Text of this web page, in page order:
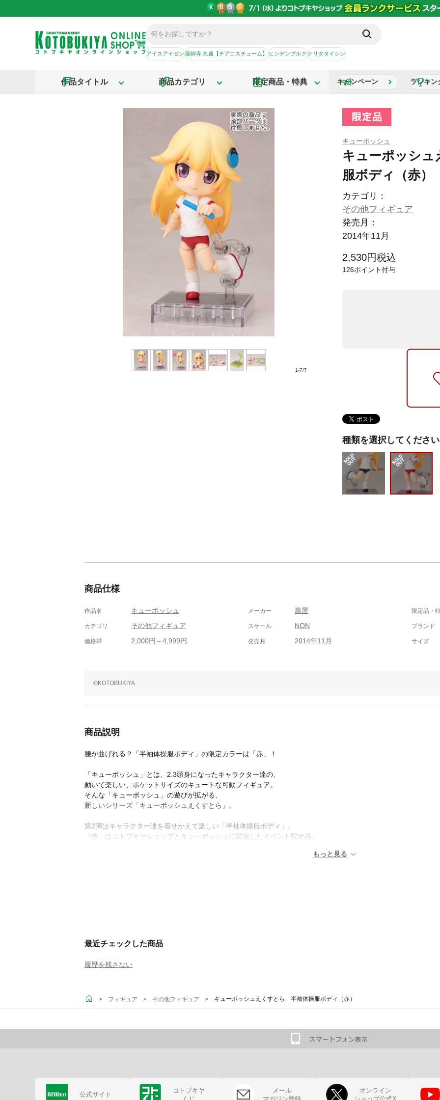
アイスアイゼン薬師寺 久遠【チアコスチューム】ヒンデンブルクナリタタイシン
作品タイトル 商品カテゴリ 限定商品・特典 キャンペーン ランキン
1-7/7
キューポッシュ
キューポッシ
服ボディ（赤）
カテゴリ：
その他フィギュア
発売月：
2014年11月
2,530円税込
126ポイント付与
種類を選択してください
商品仕様
作品名 キューポッシュ メーカー 壽屋 限定品・
カテゴリ その他フィギュア スケール NON ブランド
価格帯 2,000円～4,999円 発売月 2014年11月 サイズ
©KOTOBUKIYA
商品説明
腰が曲げれる？「半袖体操服ボディ」の限定カラーは「赤」！
「キューポッシュ」とは、2.3頭身になったキャラクター達の、
動いて楽しい、ポケットサイズのキュートな可動フィギュア。
そんな「キューポッシュ」の遊びが拡がる、
新しいシリーズ「キューポッシュえくすとら」。
第2弾はキャラクター達を着せかえて楽しい「半袖体操服ボディ」。
「赤」はコトブキヤショップとキューポッシュに関連したイベント限定品。
最近チェックした商品
履歴を残さない
＞ フィギュア ＞ その他フィギュア ＞ キューポッシュえくすとら 半袖体操服ボディ（赤）
公式サイト
コトブキヤ
メール
オンライン